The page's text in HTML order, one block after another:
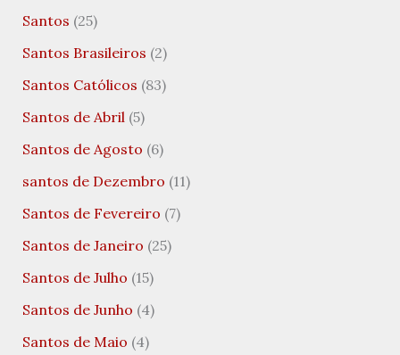
Santos (25)
Santos Brasileiros (2)
Santos Católicos (83)
Santos de Abril(5)
Santos de Agosto (6)
santos de Dezembro (11)
Santos de Fevereiro (7)
Santos de Janeiro (25)
Santos de Julho (15)
Santos de Junho (4)
Santos de Maio (4)